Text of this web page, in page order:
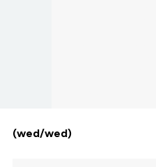
(wed/wed)